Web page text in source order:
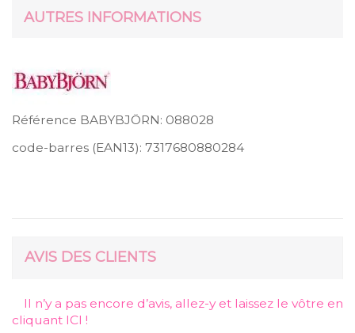
AUTRES INFORMATIONS
Référence BABYBJÖRN: 088028
code-barres (EAN13): 7317680880284
AVIS DES CLIENTS
Il n’y a pas encore d’avis, allez-y et laissez le vôtre en
cliquant ICI !